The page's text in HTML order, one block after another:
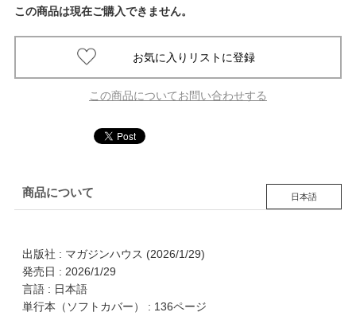
この商品は現在ご購入できません。
この商品についてお問い合わせする
商品について 日本語
出版社 : マガジンハウス (2026/1/29)
発売日 : 2026/1/29
言語 : 日本語
単行本（ソフトカバー） : 136ページ